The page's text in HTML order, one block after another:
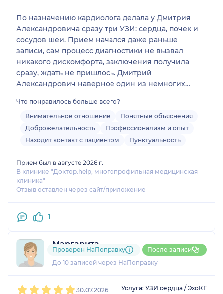
По назначению кардиолога делала у Дмитрия
Александровича сразу три УЗИ: сердца, почек и
сосудов шеи. Прием начался даже раньше
записи, сам процесс диагностики не вызвал
никакого дискомфорта, заключения получила
сразу, ждать не пришлось. Дмитрий
Александрович наверное один из немногих
медицинские термины простыми словами, прям
вот на пальцах показывает. Чудесный врач,
профессионал. О приеме остались только
положительные эмоции. Спасибо!!!
Что понравилось больше всего?
Внимательное отношение
Понятные объяснения
Доброжелательность
Профессионализм и опыт
Находит контакт с пациентом
Пунктуальность
Прием был в августе 2026 г.
В клинике "Доктор.help, многопрофильная медицинская
клиника"
Отзыв оставлен через сайт/приложение
1
Маргарита
4 отзыва
До 10 записей через НаПоправку
Проверен НаПоправку После записи
30.07.2026 Услуга: УЗИ сердца / ЭхоКГ